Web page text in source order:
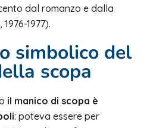
dal romanzo e dalla
, 1976-1977).
simbolico del
scopa
il manico di scopa è
: poteva essere per